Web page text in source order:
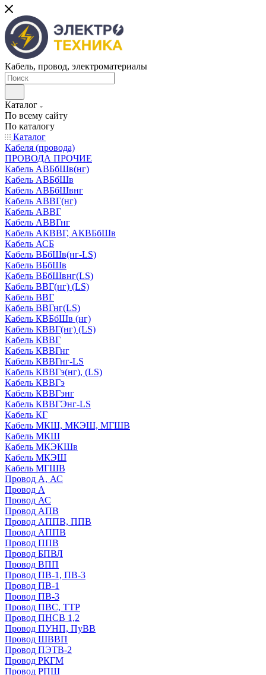
Кабель, провод, электроматериалы
Каталог
По всему сайту
По каталогу
Каталог
Кабеля (провода)
ПРОВОДА ПРОЧИЕ
Кабель АВБбШв(нг)
Кабель АВБбШв
Кабель АВБбШвнг
Кабель АВВГ(нг)
Кабель АВВГ
Кабель АВВГнг
Кабель АКВВГ, АКВБбШв
Кабель АСБ
Кабель ВБбШв(нг-LS)
Кабель ВБбШв
Кабель ВБбШвнг(LS)
Кабель ВВГ(нг) (LS)
Кабель ВВГ
Кабель ВВГнг(LS)
Кабель КВБбШв (нг)
Кабель КВВГ(нг) (LS)
Кабель КВВГ
Кабель КВВГнг
Кабель КВВГнг-LS
Кабель КВВГэ(нг), (LS)
Кабель КВВГэ
Кабель КВВГэнг
Кабель КВВГЭнг-LS
Кабель КГ
Кабель МКШ, МКЭШ, МГШВ
Кабель МКШ
Кабель МКЭКШв
Кабель МКЭШ
Кабель МГШВ
Провод А, АС
Провод А
Провод АС
Провод АПВ
Провод АППВ, ППВ
Провод АППВ
Провод ППВ
Провод БПВЛ
Провод ВПП
Провод ПВ-1, ПВ-3
Провод ПВ-1
Провод ПВ-3
Провод ПВС, ТТР
Провод ПНСВ 1,2
Провод ПУНП, ПуВВ
Провод ШВВП
Провод ПЭТВ-2
Провод РКГМ
Провод РПШ